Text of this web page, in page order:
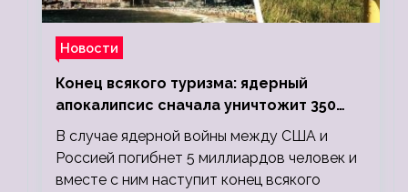
Новости
Конец всякого туризма: ядерный
апокалипсис сначала уничтожит 350
миллионов, а потом 5 миллиардов
людей
В случае ядерной войны между США и
Россией погибнет 5 миллиардов человек и
вместе с ним наступит конец всякого